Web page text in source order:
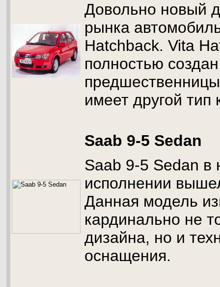
Довольно новый
рынка
Hatchback. Vita
полностью
имеет другой тип
Saab 9-5 Sedan
Saab 9-5 Sedan в
исполнении
Данная модель
кардинально не
дизайна, но и
оснащения.